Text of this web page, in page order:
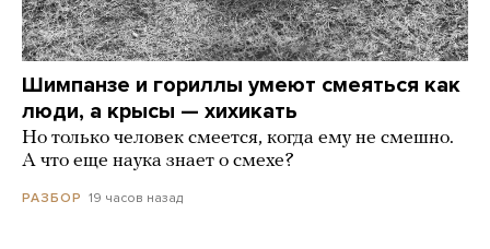
Шимпанзе и гориллы умеют смеяться как
люди, а крысы — хихикать
Но только человек смеется, когда ему не смешно.
А что еще наука знает о смехе?
РАЗБОР 19 часов назад